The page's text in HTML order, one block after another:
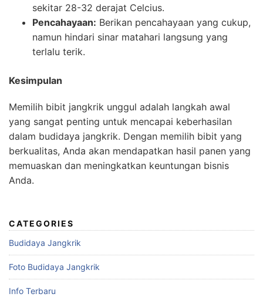
sekitar 28-32 derajat Celcius.
Pencahayaan: Berikan pencahayaan yang cukup,
namun hindari sinar matahari langsung yang
terlalu terik.
Kesimpulan
Memilih bibit jangkrik unggul adalah langkah awal
yang sangat penting untuk mencapai keberhasilan
dalam budidaya jangkrik. Dengan memilih bibit yang
berkualitas, Anda akan mendapatkan hasil panen yang
memuaskan dan meningkatkan keuntungan bisnis
Anda.
CATEGORIES
Budidaya Jangkrik
Foto Budidaya Jangkrik
Info Terbaru